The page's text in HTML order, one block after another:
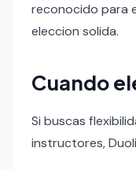
reconocido para
eleccion solida.
Cuando
Si buscas
instructores,